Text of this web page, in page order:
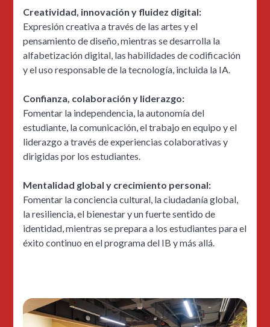
Creatividad, innovación y fluidez digital:
Expresión creativa a través de las artes y el
pensamiento de diseño, mientras se desarrolla la
alfabetización digital, las habilidades de codificación
y el uso responsable de la tecnología, incluida la IA.
Confianza, colaboración y liderazgo:
Fomentar la independencia, la autonomía del
estudiante, la comunicación, el trabajo en equipo y el
liderazgo a través de experiencias colaborativas y
dirigidas por los estudiantes.
Mentalidad global y crecimiento personal:
Fomentar la conciencia cultural, la ciudadanía global,
la resiliencia, el bienestar y un fuerte sentido de
identidad, mientras se prepara a los estudiantes para el
éxito continuo en el programa del IB y más allá.